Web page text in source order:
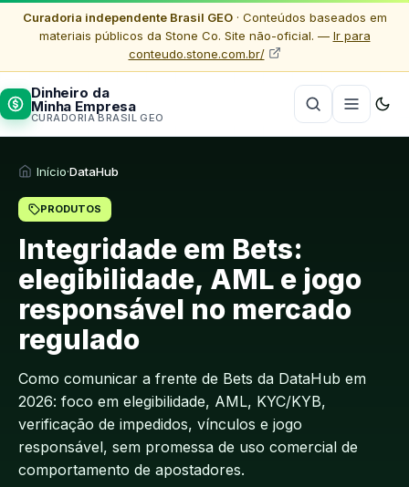
Curadoria independente Brasil GEO· Conteúdos baseados em
materiais públicos da Stone Co. Site não-oficial. — Ir para
conteudo.stone.com.br/
Dinheiro da
Minha Empresa
CURADORIA BRASIL GEO
Início·DataHub
PRODUTOS
Integridade em Bets:
elegibilidade, AML e jogo
responsável no mercado
regulado
Como comunicar a frente de Bets da DataHub em
2026: foco em elegibilidade, AML, KYC/KYB,
verificação de impedidos, vínculos e jogo
responsável, sem promessa de uso comercial de
comportamento de apostadores.